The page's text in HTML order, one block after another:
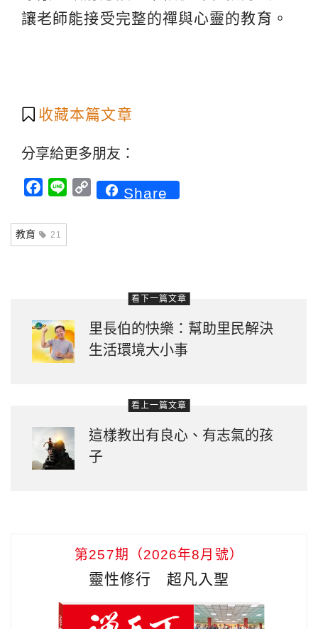
讓老師能接受完整的禪與心靈的教育。
收藏本篇文章
分享給更多朋友：
Facebook
Line CopyShare
教育 21
看下一篇文章
里長伯的快樂：幫助里民解決
生活環境大小事
看上一篇文章
這樣教出有良心、有志氣的孩
子
第257期（2026年8月號）
靈性修行 超凡入聖